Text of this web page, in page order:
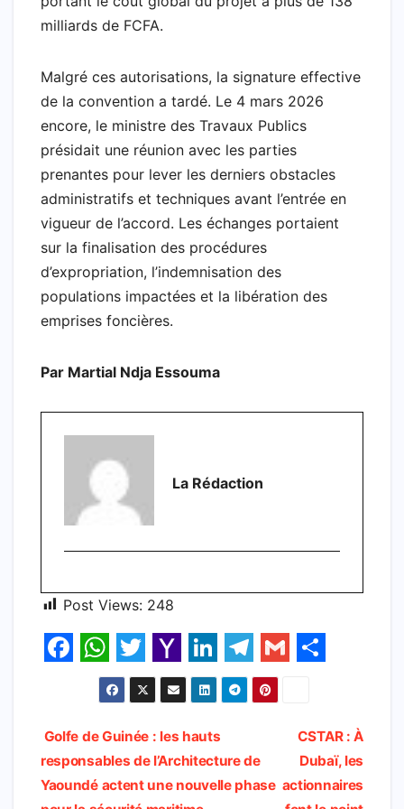
milliards de FCFA.
Malgré ces autorisations, la signature effective
de la convention a tardé. Le 4 mars 2026
encore, le ministre des Travaux Publics
présidait une réunion avec les parties
prenantes pour lever les derniers obstacles
administratifs et techniques avant l’entrée en
vigueur de l’accord. Les échanges portaient
sur la finalisation des procédures
d’expropriation, l’indemnisation des
populations impactées et la libération des
emprises foncières.
Par Martial Ndja Essouma
La Rédaction
Post Views: 248
c
e
b
W
a
t
s
T
w
i
t
t
Y
a
h
o
o
L
i
n
k
e
T
e
e
g
G
m
l
a
r
e
Navigation
de
CSTAR : À
Dubaï, les
actionnaires
Golfe de Guinée : les hauts
responsables de l’Architecture de
Yaoundé actent une nouvelle phase